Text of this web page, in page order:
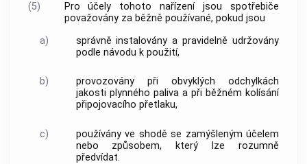
(5)
Pro účely tohoto nařízení jsou spotřebiče
považovány za běžně používané, pokud jsou
a)
správně instalovány a pravidelně udržovány
podle návodu k použití,
b)
provozovány při obvyklých odchylkách
jakosti plynného paliva a při běžném kolísání
připojovacího přetlaku,
c)
používány ve shodě se zamýšleným účelem
nebo způsobem, který lze rozumně
předvídat.